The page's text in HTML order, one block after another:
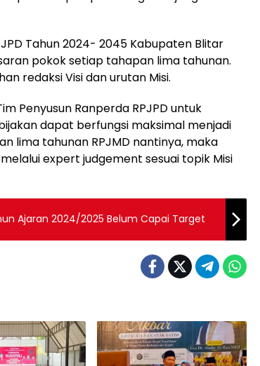
Tahun 2024- 2045 Kabupaten Blitar
pokok setiap tahapan lima tahunan.
redaksi Visi dan urutan Misi.
Penyusun Ranperda RPJPD untuk
dapat berfungsi maksimal menjadi
lima tahunan RPJMD nantinya, maka
expert judgement sesuai topik Misi
Ajaran 2024/2025 Belum Capai Target